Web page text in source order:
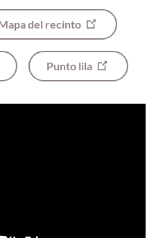
del recinto
Punto lila